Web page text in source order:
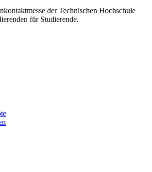
der Technischen Hochschule
für Studierende.